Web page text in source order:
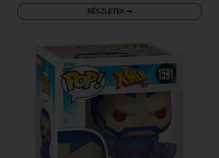
RÉSZLETEK